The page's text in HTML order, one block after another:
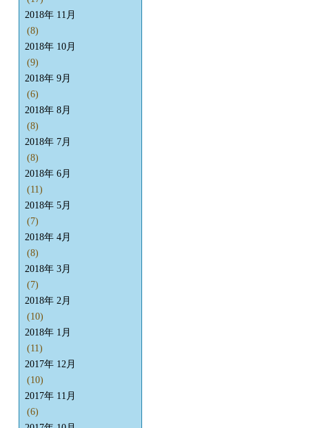
2018年 11月
(8)
2018年 10月
(9)
2018年 9月
(6)
2018年 8月
(8)
2018年 7月
(8)
2018年 6月
(11)
2018年 5月
(7)
2018年 4月
(8)
2018年 3月
(7)
2018年 2月
(10)
2018年 1月
(11)
2017年 12月
(10)
2017年 11月
(6)